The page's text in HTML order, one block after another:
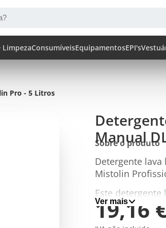
ConsumíveisEquipamentosEPI's
Pro - 5 Litros
Manual
Sobre o produto
Detergente
Mistolin
Este
desenvolvido
utensílios de
Ver mais
19,16